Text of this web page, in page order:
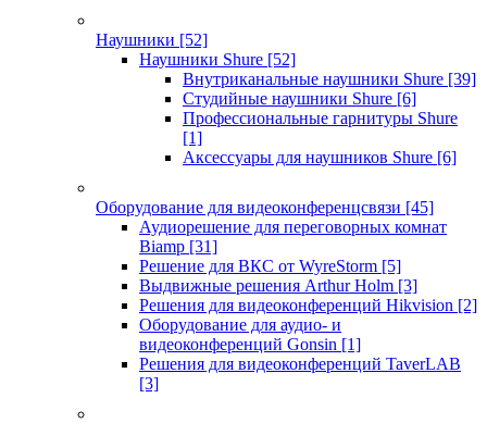
Наушники [52]
Наушники Shure [52]
Внутриканальные наушники Shure [39]
Студийные наушники Shure [6]
Профессиональные гарнитуры Shure
[1]
Аксессуары для наушников Shure [6]
Оборудование для видеоконференцсвязи [45]
Аудиорешение для переговорных комнат
Biamp [31]
Решение для ВКС от WyreStorm [5]
Выдвижные решения Arthur Holm [3]
Решения для видеоконференций Hikvision [2]
Оборудование для аудио- и
видеоконференций Gonsin [1]
Решения для видеоконференций TaverLAB
[3]